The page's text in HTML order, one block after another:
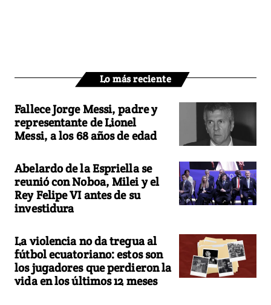
Lo más reciente
Fallece Jorge Messi, padre y
representante de Lionel
Messi, a los 68 años de edad
Abelardo de la Espriella se
reunió con Noboa, Milei y el
Rey Felipe VI antes de su
investidura
La violencia no da tregua al
fútbol ecuatoriano: estos son
los jugadores que perdieron la
vida en los últimos 12 meses